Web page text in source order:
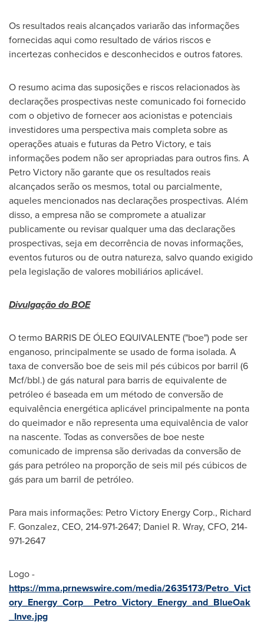
Os resultados reais alcançados variarão das informações
fornecidas aqui como resultado de vários riscos e
incertezas conhecidos e desconhecidos e outros fatores.
O resumo acima das suposições e riscos relacionados às
declarações prospectivas neste comunicado foi fornecido
com o objetivo de fornecer aos acionistas e potenciais
investidores uma perspectiva mais completa sobre as
operações atuais e futuras da Petro Victory, e tais
informações podem não ser apropriadas para outros fins. A
Petro Victory não garante que os resultados reais
alcançados serão os mesmos, total ou parcialmente,
aqueles mencionados nas declarações prospectivas. Além
disso, a empresa não se compromete a atualizar
publicamente ou revisar qualquer uma das declarações
prospectivas, seja em decorrência de novas informações,
eventos futuros ou de outra natureza, salvo quando exigido
pela legislação de valores mobiliários aplicável.
Divulgação do BOE
O termo BARRIS DEÓLEO EQUIVALENTE ("boe") pode ser
enganoso, principalmente se usado de forma isolada. A
taxa de conversão boe de seis mil pés cúbicos por barril (6
Mcf/bbl.) de gás natural para barris de equivalente de
petróleo é baseada em um método de conversão de
equivalência energética aplicável principalmente na ponta
do queimador e não representa uma equivalência de valor
na nascente. Todas as conversões de boe neste
comunicado de imprensa são derivadas da conversão de
gás para petróleo na proporção de seis mil pés cúbicos de
gás para um barril de petróleo.‎
Para mais informações: Petro Victory Energy Corp., Richard
F. Gonzalez, CEO, 214-971-2647; Daniel R. Wray, CFO, 214-
971-2647
Logo -
https://mma.prnewswire.com/media/2635173/Petro_Vict
ory_Energy_Corp__Petro_Victory_Energy_and_BlueOak
_Inve.jpg